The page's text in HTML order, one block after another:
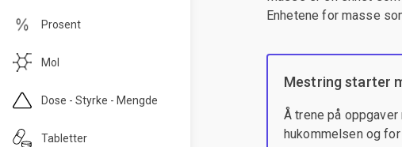
Prosent
Mol
Dose - Styrke - Mengde
Tabletter
Enhetene for masse
Mestring starter
Å trene på
hukommelsen og